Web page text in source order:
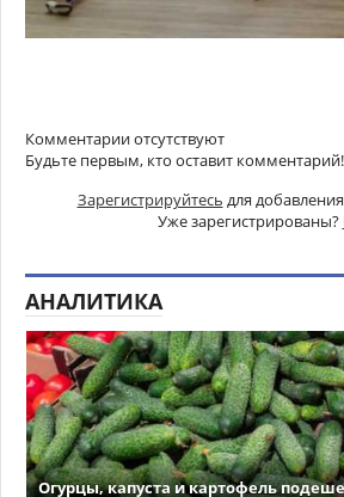
Комментарии отсутствуют
Будьте первым, кто оставит комментарий!
Зарегистрируйтесь для
Уже зарегистрированы?
АНАЛИТИКА
Огурцы, капуста и картофель